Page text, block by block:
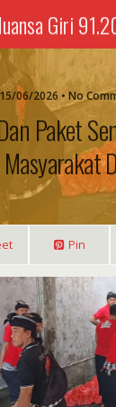
Giri
15/06/2026 • No
Paket
Masyarakat
Pin